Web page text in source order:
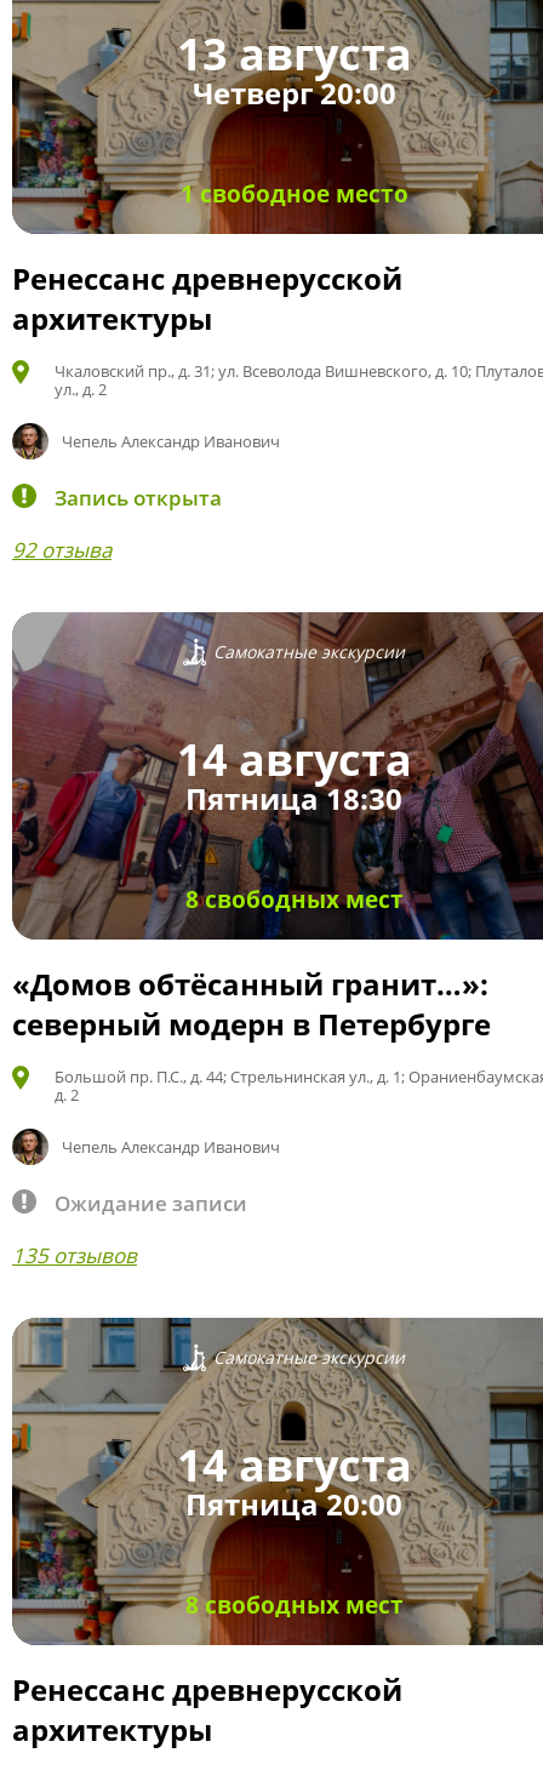
13 августа
Четверг 20:00
1 свободное место
Ренессанс древнерусской
архитектуры
Чкаловский пр., д. 31; ул. Всеволода Вишневского, д. 10;
ул., д. 2
Чепель Александр Иванович
Запись открыта
92 отзыва
Самокатные экскурсии
14 августа
Пятница 18:30
8 свободных мест
«Домов обтёсанный гранит…»:
северный модерн в Петербурге
Большой пр. П.С., д. 44; Стрельнинская ул., д. 1;
д. 2
Чепель Александр Иванович
Ожидание записи
135 отзывов
Самокатные экскурсии
14 августа
Пятница 20:00
8 свободных мест
Ренессанс древнерусской
архитектуры